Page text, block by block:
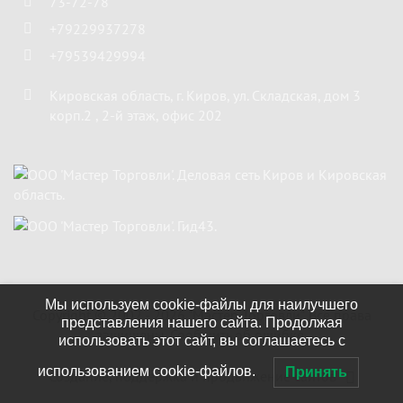
Copyright ©2002 - 2026"Мастер Торговли". Все права
защищены.Сообщить об ошибке.
Создание, поддержка и продвижение сайтов
Мы используем cookie-файлы для наилучшего
представления нашего сайта. Продолжая
использовать этот сайт, вы соглашаетесь с
использованием cookie-файлов. Принять